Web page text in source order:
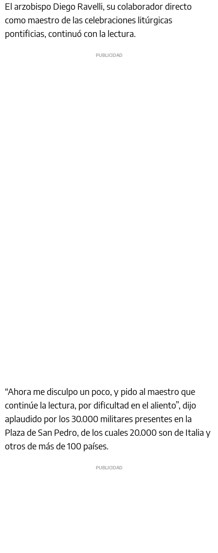
El arzobispo Diego Ravelli, su colaborador directo
como maestro de las celebraciones litúrgicas
pontificias, continuó con la lectura.
“Ahora me disculpo un poco, y pido al maestro que
continúe la lectura, por dificultad en el aliento”, dijo
aplaudido por los 30.000 militares presentes en la
Plaza de San Pedro, de los cuales 20.000 son de Italia y
otros de más de 100 países.